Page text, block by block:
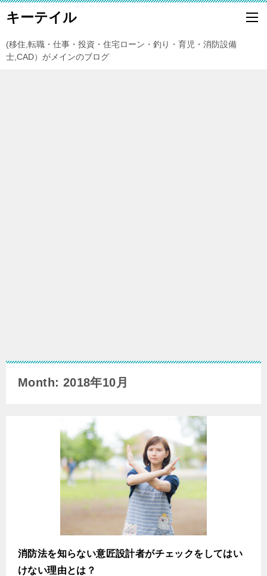
キーテイル
(移住,転職・仕事・投資・住宅ローン・釣り・育児・消防設備
士,CAD）がメインのブログ
Month: 2018年10月
消防法を知らない意匠設計者がチェックをしてはい
けない理由とは？